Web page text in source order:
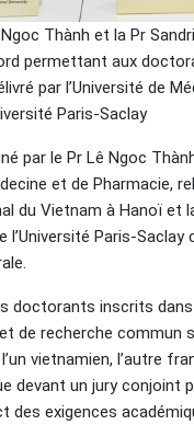
Thành et la Pr
permettant aux
par l’Université de
Paris-Saclay
par le Pr Lê Ngoc
et de Pharmacie,
du Vietnam à Hanoï et
l’Université Paris-Saclay
doctorants inscrits
de recherche commun
vietnamien, l’autre
devant un jury conjoint
des exigences